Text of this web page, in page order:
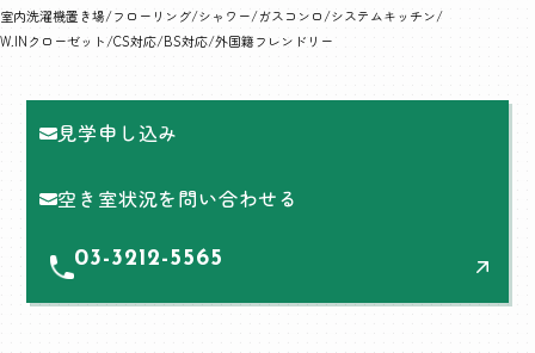
室内洗濯機置き場 フローリング シャワー ガスコンロ システムキッチン
W.INクローゼット CS対応 BS対応 外国籍フレンドリー
見学申し込み
空き室状況を問い合わせる
03-3212-5565